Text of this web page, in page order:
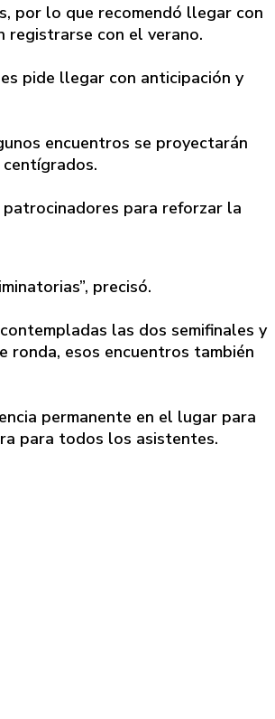
por lo que recomendó llegar con
registrarse con el verano.
pide llegar con anticipación y
encuentros se proyectarán
para reforzar la
precisó.
las dos semifinales y
ronda, esos encuentros también
permanente en el lugar para
para todos los asistentes.